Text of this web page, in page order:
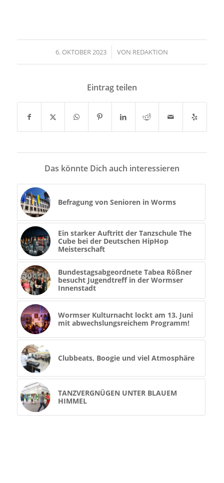
6. OKTOBER 2023
/ VON REDAKTION
Eintrag teilen
Das könnte Dich auch interessieren
Befragung von Senioren in Worms
Ein starker Auftritt der Tanzschule The
Cube bei der Deutschen HipHop
Meisterschaft
Bundestagsabgeordnete Tabea Rößner
besucht Jugendtreff in der Wormser
Innenstadt
Wormser Kulturnacht lockt am 13. Juni
mit abwechslungsreichem Programm!
Clubbeats, Boogie und viel Atmosphäre
TANZVERGNÜGEN UNTER BLAUEM
HIMMEL